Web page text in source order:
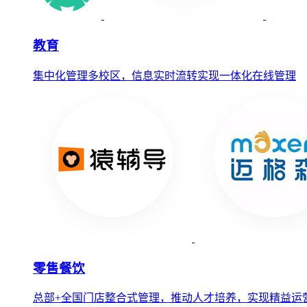
教育
集中化管理多校区，信息实时流转实现一体化在线管理
零售餐饮
总部+全国门店整合式管理，推动人才培养，实现精益运